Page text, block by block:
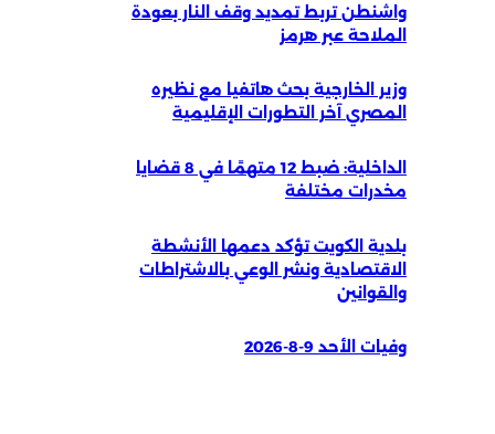
واشنطن تربط تمديد وقف النار بعودة
الملاحة عبر هرمز
وزير الخارجية بحث هاتفيا مع نظيره
المصري آخر التطورات الإقليمية
الداخلية: ضبط 12 متهمًا في 8 قضايا
مخدرات مختلفة
بلدية الكويت تؤكد دعمها الأنشطة
الاقتصادية ونشر الوعي بالاشتراطات
والقوانين
وفيات الأحد 9-8-2026